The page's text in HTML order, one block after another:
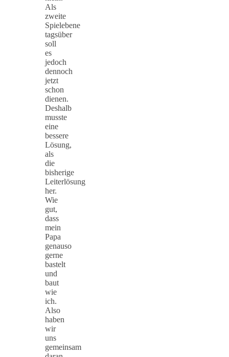
Als
zweite
Spielebene
tagsüber
soll
es
jedoch
dennoch
jetzt
schon
dienen.
Deshalb
musste
eine
bessere
Lösung,
als
die
bisherige
Leiterlösung
her.
Wie
gut,
dass
mein
Papa
genauso
gerne
bastelt
und
baut
wie
ich.
Also
haben
wir
uns
gemeinsam